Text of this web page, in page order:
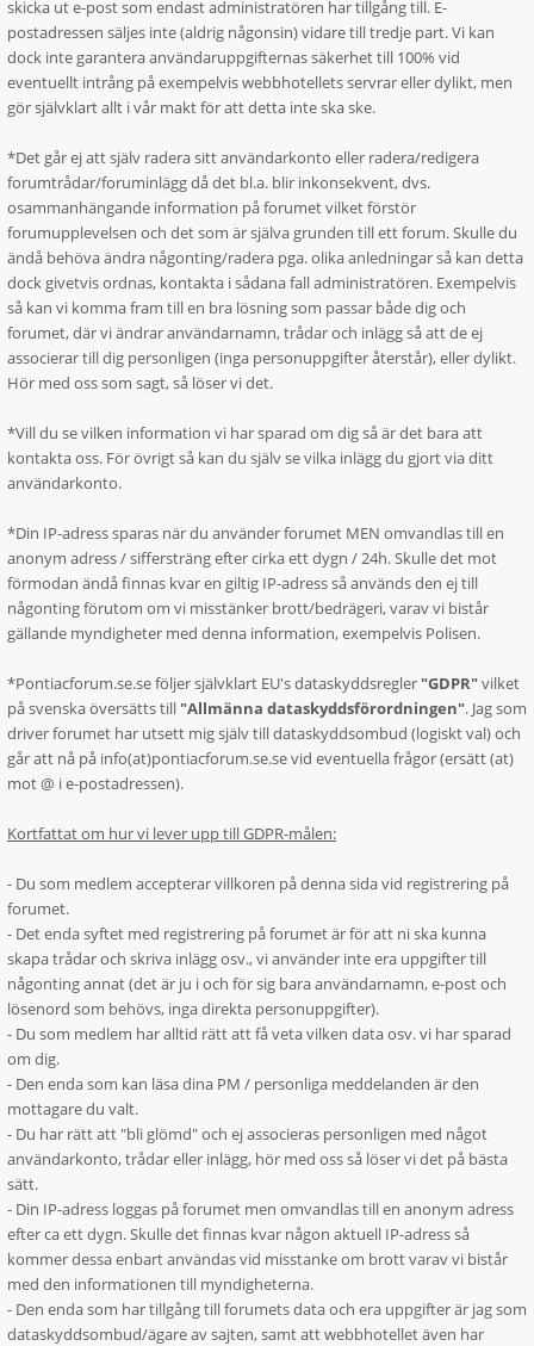
skicka ut e-post som endast administratören har tillgång till. E-
postadressen säljes inte (aldrig någonsin) vidare till tredje part. Vi kan
dock inte garantera användaruppgifternas säkerhet till 100% vid
eventuellt intrång på exempelvis webbhotellets servrar eller dylikt, men
gör självklart allt i vår makt för att detta inte ska ske.
*Det går ej att själv radera sitt användarkonto eller radera/redigera
forumtrådar/foruminlägg då det bl.a. blir inkonsekvent, dvs.
osammanhängande information på forumet vilket förstör
forumupplevelsen och det som är själva grunden till ett forum. Skulle du
ändå behöva ändra någonting/radera pga. olika anledningar så kan detta
dock givetvis ordnas, kontakta i sådana fall administratören. Exempelvis
så kan vi komma fram till en bra lösning som passar både dig och
forumet, där vi ändrar användarnamn, trådar och inlägg så att de ej
associerar till dig personligen (inga personuppgifter återstår), eller dylikt.
Hör med oss som sagt, så löser vi det.
*Vill du se vilken information vi har sparad om dig så är det bara att
kontakta oss. För övrigt så kan du själv se vilka inlägg du gjort via ditt
användarkonto.
*Din IP-adress sparas när du använder forumet MEN omvandlas till en
anonym adress / siffersträng efter cirka ett dygn / 24h. Skulle det mot
förmodan ändå finnas kvar en giltig IP-adress så används den ej till
någonting förutom om vi misstänker brott/bedrägeri, varav vi bistår
gällande myndigheter med denna information, exempelvis Polisen.
*Pontiacforum.se.se följer självklart EU's dataskyddsregler "GDPR"vilket
på svenska översätts till "Allmänna dataskyddsförordningen". Jag som
driver forumet har utsett mig själv till dataskyddsombud (logiskt val) och
går att nå på info(at)pontiacforum.se.se vid eventuella frågor (ersätt (at)
mot @ i e-postadressen).
Kortfattat om hur vi lever upp till GDPR-målen:
- Du som medlem accepterar villkoren på denna sida vid registrering på
forumet.
- Det enda syftet med registrering på forumet är för att ni ska kunna
skapa trådar och skriva inlägg osv., vi använder inte era uppgifter till
någonting annat (det är ju i och för sig bara användarnamn, e-post och
lösenord som behövs, inga direkta personuppgifter).
- Du som medlem har alltid rätt att få veta vilken data osv. vi har sparad
om dig.
- Den enda som kan läsa dina PM / personliga meddelanden är den
mottagare du valt.
- Du har rätt att "bli glömd" och ej associeras personligen med något
användarkonto, trådar eller inlägg, hör med oss så löser vi det på bästa
sätt.
- Din IP-adress loggas på forumet men omvandlas till en anonym adress
efter ca ett dygn. Skulle det finnas kvar någon aktuell IP-adress så
kommer dessa enbart användas vid misstanke om brott varav vi bistår
med den informationen till myndigheterna.
- Den enda som har tillgång till forumets data och era uppgifter är jag som
dataskyddsombud/ägare av sajten, samt att webbhotellet även har